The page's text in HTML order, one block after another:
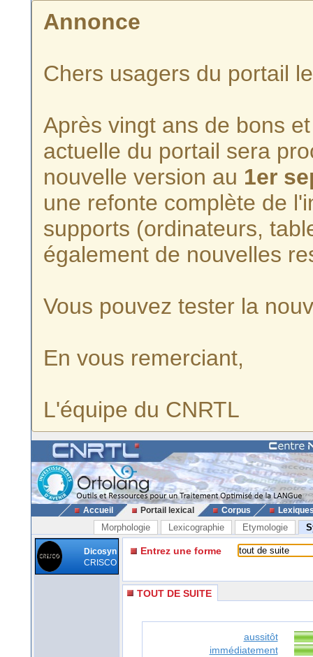
Annonce
Chers usagers du portail
Après vingt ans de bons
actuelle du portail sera
nouvelle version au 1er
une refonte complète de
supports (ordinateurs,
également de nouvelles
Vous pouvez tester la
En vous remerciant,
L'équipe du CNRTL
Accueil Portail lexical Corpus
Morphologie Lexicographie Etymologie
Dicosyn
CRISCO
Entrez une forme
TOUT DE SUITE
aussitôt
immédiatement